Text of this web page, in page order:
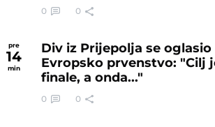
0 0
pre
14
min
Div iz Prijepolja se oglasio
Evropsko prvenstvo: "Cilj
finale, a onda..."
0 0